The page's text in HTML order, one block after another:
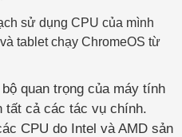
sử dụng CPU của mình
tablet chạy ChromeOS từ
quan trọng của máy tính
tất cả các tác vụ chính.
CPU do Intel và AMD sản